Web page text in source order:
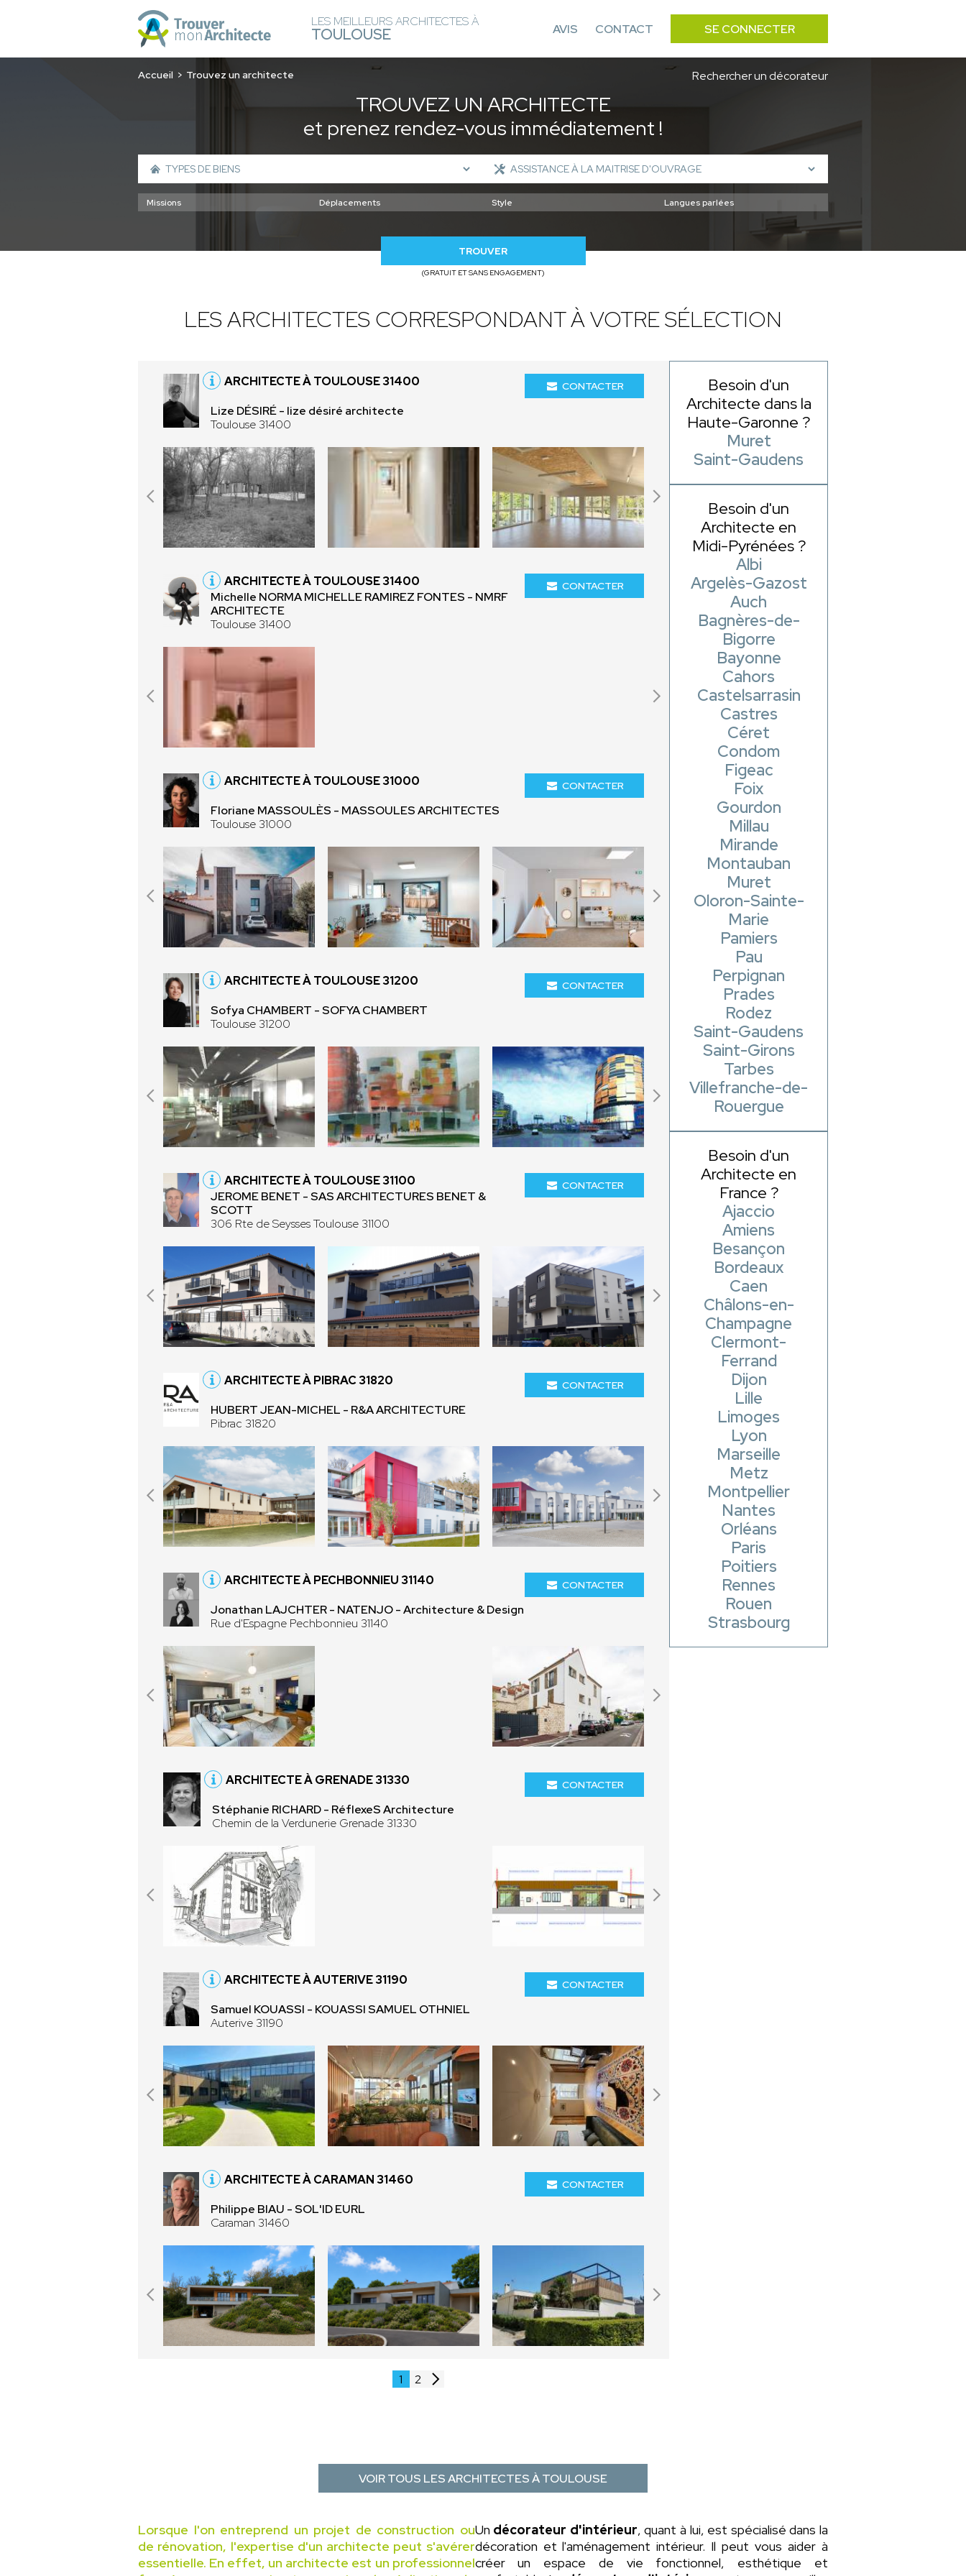
LES MEILLEURS ARCHITECTES À
TOULOUSE AVIS CONTACT SE CONNECTER
Accueil Trouvez un architecte Rechercher un décorateur
TROUVEZ UN ARCHITECTE
et prenez rendez-vous immédiatement !
TROUVER
(GRATUIT ET SANS ENGAGEMENT)
LES ARCHITECTES CORRESPONDANT À VOTRE SÉLECTION
ARCHITECTE À TOULOUSE 31400
Lize DÉSIRÉ - lize désiré architecte
Toulouse 31400
CONTACTER
ARCHITECTE À TOULOUSE 31400
Michelle NORMA MICHELLE RAMIREZ FONTES - NMRF
ARCHITECTE
Toulouse 31400
CONTACTER
ARCHITECTE À TOULOUSE 31000
Floriane MASSOULÈS - MASSOULES ARCHITECTES
Toulouse 31000
CONTACTER
ARCHITECTE À TOULOUSE 31200
Sofya CHAMBERT - SOFYA CHAMBERT
Toulouse 31200
CONTACTER
ARCHITECTE À TOULOUSE 31100
JEROME BENET - SAS ARCHITECTURES BENET &
SCOTT
306 Rte de Seysses Toulouse 31100
CONTACTER
ARCHITECTE À PIBRAC 31820
HUBERT JEAN-MICHEL - R&A ARCHITECTURE
Pibrac 31820
CONTACTER
ARCHITECTE À PECHBONNIEU 31140
Jonathan LAJCHTER - NATENJO - Architecture & Design
Rue d'Espagne Pechbonnieu 31140
CONTACTER
ARCHITECTE À GRENADE 31330
Stéphanie RICHARD - RéflexeS Architecture
Chemin de la Verdunerie Grenade 31330
CONTACTER
ARCHITECTE À AUTERIVE 31190
Samuel KOUASSI - KOUASSI SAMUEL OTHNIEL
Auterive 31190
CONTACTER
ARCHITECTE À CARAMAN 31460
Philippe BIAU - SOL'ID EURL
Caraman 31460
CONTACTER
1 2
Besoin d'un
Architecte dans la
Haute-Garonne ?
Muret
Saint-Gaudens
Besoin d'un
Architecte en
Midi-Pyrénées ?
Albi
Argelès-Gazost
Auch
Bagnères-de-
Bigorre
Bayonne
Cahors
Castelsarrasin
Castres
Céret
Condom
Figeac
Foix
Gourdon
Millau
Mirande
Montauban
Muret
Oloron-Sainte-
Marie
Pamiers
Pau
Perpignan
Prades
Rodez
Saint-Gaudens
Saint-Girons
Tarbes
Villefranche-de-
Rouergue
Besoin d'un
Architecte en
France ?
Ajaccio
Amiens
Besançon
Bordeaux
Caen
Châlons-en-
Champagne
Clermont-
Ferrand
Dijon
Lille
Limoges
Lyon
Marseille
Metz
Montpellier
Nantes
Orléans
Paris
Poitiers
Rennes
Rouen
Strasbourg
VOIR TOUS LES ARCHITECTES À TOULOUSE
Lorsque l'on entreprend un projet de construction ou
de rénovation, l'expertise d'un architecte peut s'avérer
essentielle. En effet, un architecte est un professionnel
Un décorateur d'intérieur, quant à lui, est spécialisé dans la
décoration et l'aménagement intérieur. Il peut vous aider à
créer un espace de vie fonctionnel, esthétique et